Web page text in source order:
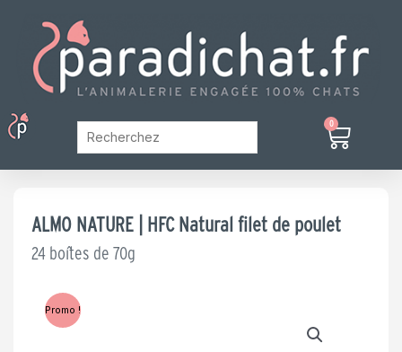
contenu
Menu 0
Panier
ALMO NATURE | HFC Natural filet de poulet
24 boîtes de 70g
Promo !